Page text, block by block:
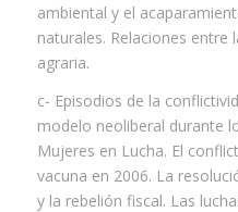
ambiental y el
naturales. Relaciones entre
agraria.
c- Episodios de la
modelo neoliberal durante
Mujeres en Lucha. El
vacuna en 2006. La
y la rebelión fiscal. Las